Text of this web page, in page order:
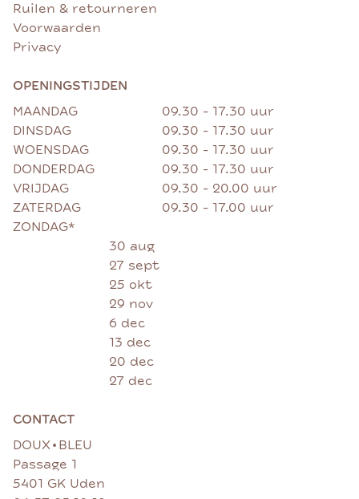
Ruilen & retourneren
Voorwaarden
Privacy
OPENINGSTIJDEN
MAANDAG
09.30 - 17.30 uur
DINSDAG
09.30 - 17.30 uur
WOENSDAG
09.30 - 17.30 uur
DONDERDAG
09.30 - 17.30 uur
VRIJDAG
09.30 - 20.00 uur
ZATERDAG
09.30 - 17.00 uur
ZONDAG*
30 aug
27 sept
25 okt
29 nov
6 dec
13 dec
20 dec
27 dec
CONTACT
DOUX • BLEU
Passage 1
5401 GK Uden